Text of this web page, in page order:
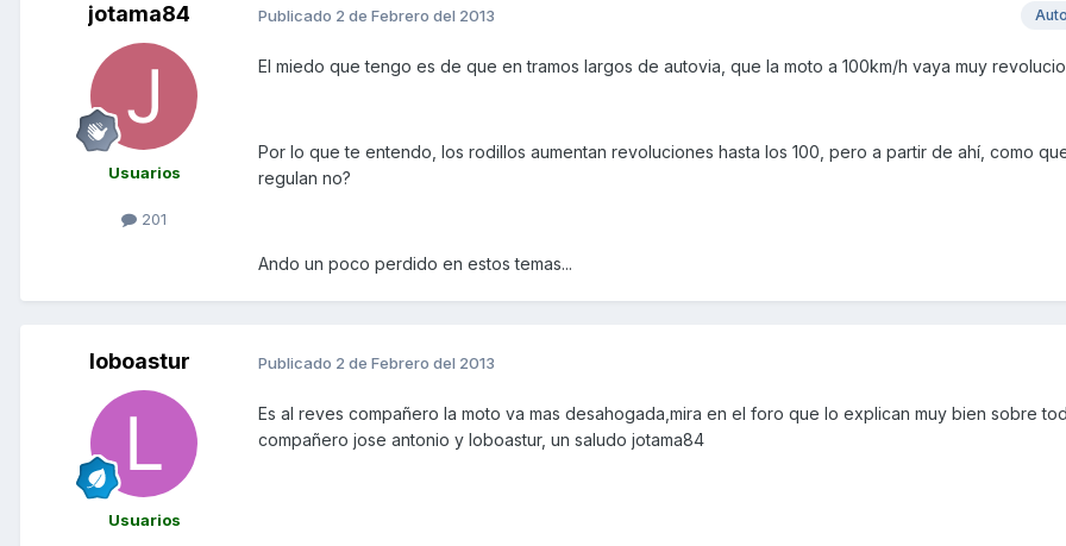
jotama84
Usuarios
201
Publicado 2 de Febrero del 2013
El miedo que tengo es de que en tramos largos de autovia, que la moto a 100km/h vaya muy
Por lo que te entendo, los rodillos aumentan revoluciones hasta los 100, pero a partir de ahí, como
regulan no?
Ando un poco perdido en estos temas...
loboastur
Usuarios
Publicado 2 de Febrero del 2013
Es al reves compañero la moto va mas desahogada,mira en el foro que lo explican muy bien sobre
compañero jose antonio y loboastur, un saludo jotama84